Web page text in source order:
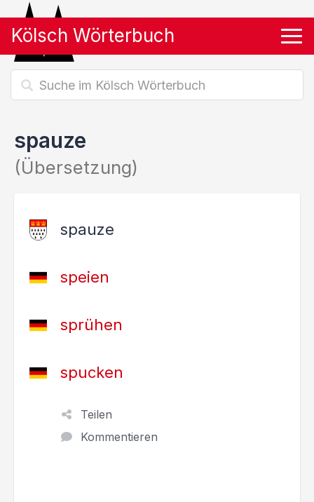
Kölsch Wörterbuch
spauze
(Übersetzung)
spauze
speien
sprühen
spucken
Teilen
Kommentieren